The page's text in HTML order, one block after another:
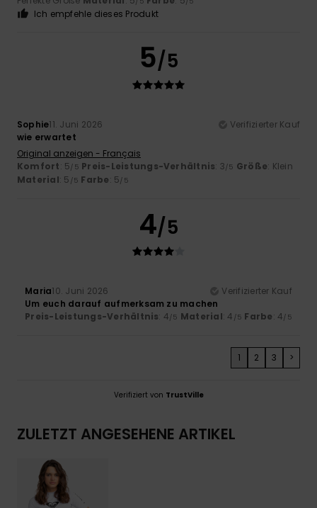
Ich empfehle dieses Produkt
5/5
Sophie11. Juni 2026
Verifizierter Kauf
wie erwartet
Original anzeigen - Français
Komfort: 5/5 Preis-Leistungs-Verhältnis: 3/5 Größe: Klein
Material: 5 /5 Farbe: 5/5
4/5
Maria10. Juni 2026
Verifizierter Kauf
Um euch darauf aufmerksam zu machen
Preis-Leistungs-Verhältnis: 4/5 Material: 4 /5 Farbe: 4/5
1 2 3 >
Verifiziert von TrustVille
ZULETZT ANGESEHENE ARTIKEL